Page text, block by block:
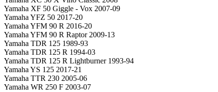
Yamaha XF 50 Giggle - Vox 2007-09
Yamaha YFZ 50 2017-20
Yamaha YFM 90 R 2016-20
Yamaha YFM 90 R Raptor 2009-13
Yamaha TDR 125 1989-93
Yamaha TDR 125 R 1994-03
Yamaha TDR 125 R Lightburner 1993-94
Yamaha YS 125 2017-21
Yamaha TTR 230 2005-06
Yamaha WR 250 F 2003-07